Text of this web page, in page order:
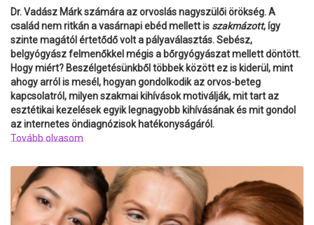
Dr. Vadász Márk számára az orvoslás nagyszülői örökség. A
család nem ritkán a vasárnapi ebéd mellett is szakmázott, így
szinte magától értetődő volt a pályaválasztás. Sebész,
belgyógyász felmenőkkel mégis a bőrgyógyászat mellett döntött.
Hogy miért? Beszélgetésünkből többek között ez is kiderül, mint
ahogy arról is mesél, hogyan gondolkodik az orvos-beteg
kapcsolatról, milyen szakmai kihívások motiválják, mit tart az
esztétikai kezelések egyik legnagyobb kihívásának és mit gondol
az internetes öndiagnózisok hatékonyságáról.
Tovább olvasom